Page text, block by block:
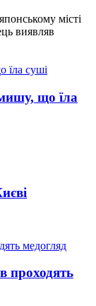
місті
виявляв
що їла
проходять